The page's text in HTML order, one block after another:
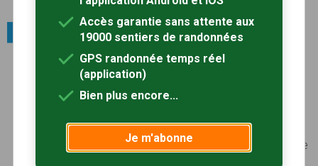
Race animale locale / Anes
Âne bourbonnais
Âne de petite taille (1,18m à 1,35m) qui présente
une robe baie ou baie foncée, nuance chocolat,
avec une bande cruciale, dite croix de « Saint-
transport des légumes, du charbon ou du lait ainsi
que pour la halage, a de nos jours trouvé une place
Accès garantie sans attente aux
19000 sentiers de randonnées
GPS randonnée temps réel
(application)
Bien plus encore...
Je m'abonne